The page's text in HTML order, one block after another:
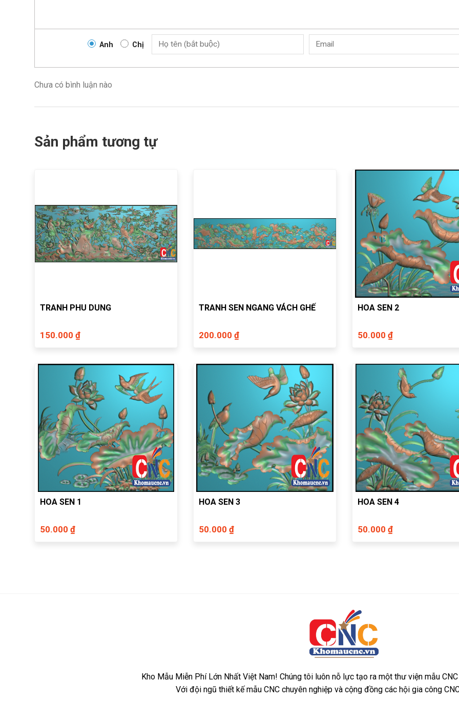
Anh Chị
Chưa có bình luận nào
Sản phẩm tương tự
TRANH PHU DUNG
150.000 ₫
TRANH SEN NGANG VÁCH GHẾ
200.000 ₫
HOA SEN 2
50.000 ₫
HOA SEN 1
50.000 ₫
HOA SEN 3
50.000 ₫
HOA SEN 4
50.000 ₫
Kho Mẫu Miễn Phí Lớn Nhất Việt Nam! Chúng tôi luôn nỗ lực tạo ra một thư viện mẫu
Với đội ngũ thiết kế mẫu CNC chuyên nghiệp và cộng đồng các hội gia công